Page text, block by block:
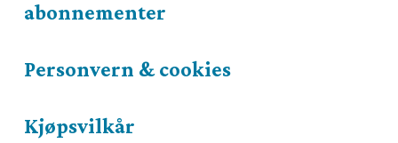
abonnementer
Personvern & cookies
Kjøpsvilkår